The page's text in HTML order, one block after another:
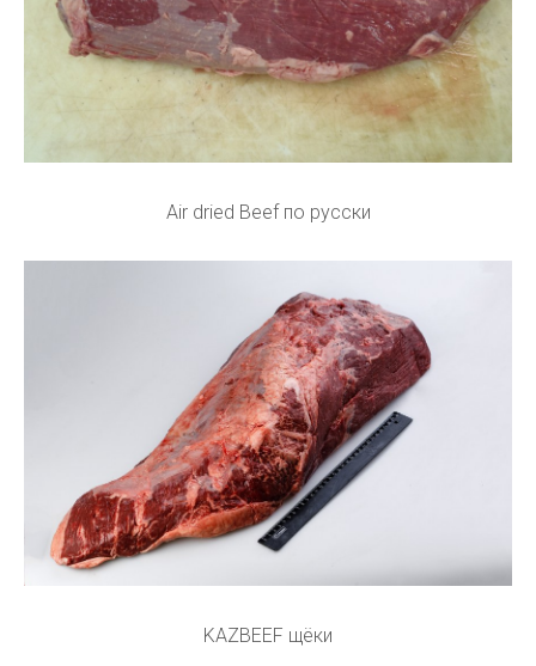
Air dried Beef по русски
KAZBEEF щёки